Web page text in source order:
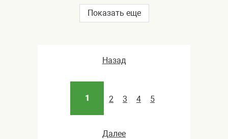
Показать еще
Назад
1 2 3 4 5
Далее